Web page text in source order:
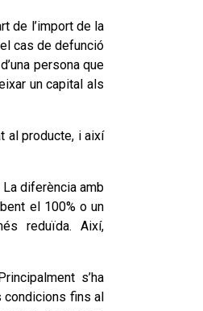
de l’import de la
cas de defunció
persona que
un capital als
al producte, i així
diferència amb
el 100% o un
reduïda. Així,
s’ha
condicions fins al